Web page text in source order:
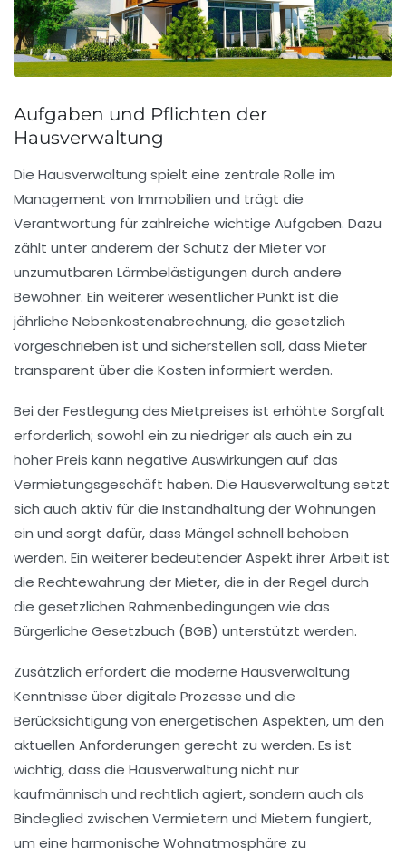
Aufgaben und Pflichten der
Hausverwaltung
Die Hausverwaltung spielt eine zentrale Rolle im
Management von Immobilien und trägt die
Verantwortung für zahlreiche wichtige Aufgaben. Dazu
zählt unter anderem der Schutz derMietervor
unzumutbaren Lärmbelästigungen durch andere
Bewohner. Ein weiterer wesentlicher Punkt ist die
jährliche Nebenkostenabrechnung, die gesetzlich
vorgeschrieben ist und sicherstellen soll, dass Mieter
transparent über die Kosten informiert werden.
Bei derFestlegung des Mietpreises ist erhöhte Sorgfalt
erforderlich; sowohl ein zu niedriger als auch ein zu
hoher Preis kann negative Auswirkungen auf das
Vermietungsgeschäft haben. Die Hausverwaltung setzt
sich auch aktiv für die Instandhaltung der Wohnungen
ein und sorgt dafür, dass Mängel schnell behoben
werden. Ein weiterer bedeutender Aspekt ihrer Arbeit ist
die Rechtewahrung der Mieter, die in der Regel durch
die gesetzlichen Rahmenbedingungen wie das
Bürgerliche Gesetzbuch (BGB) unterstützt werden.
Zusätzlich erfordert die moderne Hausverwaltung
Kenntnisse überdigitale Prozesse und die
Berücksichtigung von energetischen Aspekten, um den
aktuellen Anforderungen gerecht zu werden. Es ist
wichtig, dass die Hausverwaltung nicht nur
kaufmännisch und rechtlich agiert, sondern auch als
Bindeglied zwischen Vermietern und Mietern fungiert,
um eine harmonische Wohnatmosphäre zu